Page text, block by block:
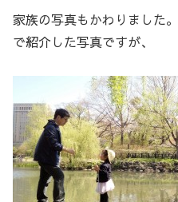
家族の写真もかわりました
で紹介した写真ですが、